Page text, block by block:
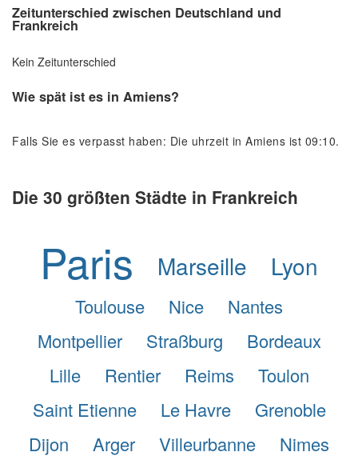
Zeitunterschied zwischen Deutschland und
Frankreich
Kein Zeitunterschied
Wie spät ist es in Amiens?
Falls Sie es verpasst haben: Die uhrzeit in Amiens ist 09:10.
Die 30 größten Städte in Frankreich
Paris Marseille Lyon
Toulouse Nice
Nantes
Montpellier
Straßburg
Bordeaux
Lille
Rentier Reims
Toulon
Saint Etienne
Le Havre
Grenoble
Dijon
Arger Villeurbanne
Nimes